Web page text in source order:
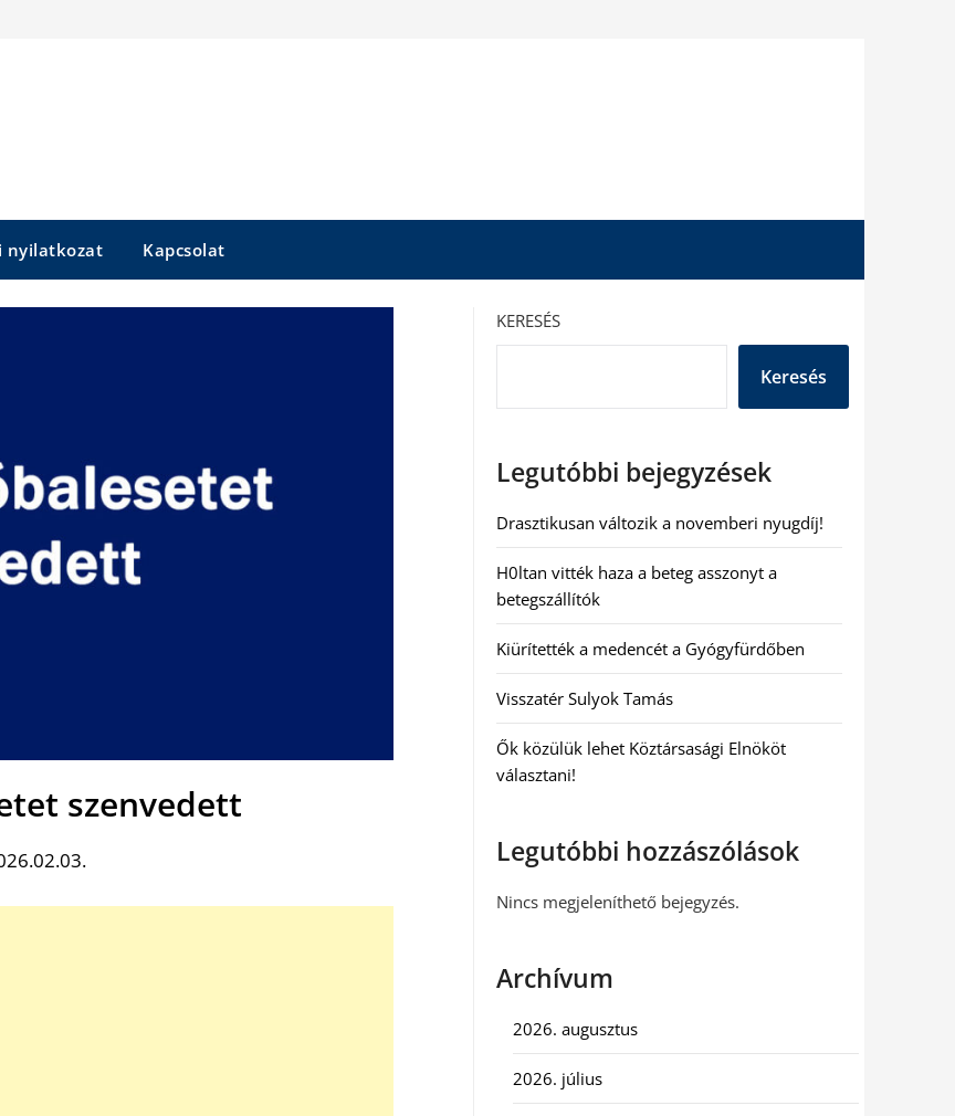
nyilatkozat Kapcsolat
szenvedett
KERESÉS
Keresés
Legutóbbi bejegyzések
Drasztikusan változik a novemberi nyugdíj!
H0ltan vitték haza a beteg asszonyt a
betegszállítók
Kiürítették a medencét a Gyógyfürdőben
Visszatér Sulyok Tamás
Ők közülük lehet Köztársasági Elnököt
választani!
Legutóbbi hozzászólások
Nincs megjeleníthető bejegyzés.
Archívum
2026. augusztus
2026. július